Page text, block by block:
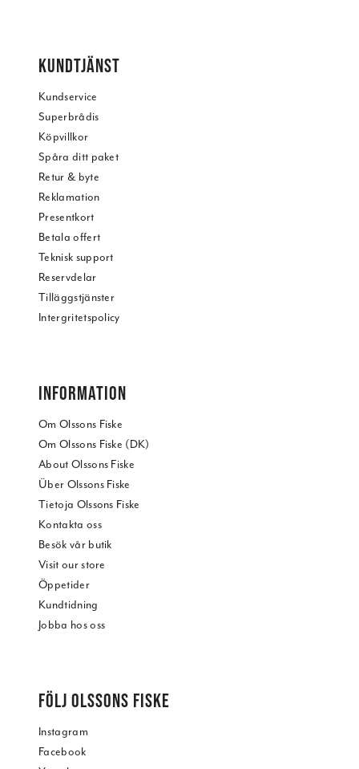
KUNDTJÄNST
Kundservice
Superbrådis
Köpvillkor
Spåra ditt paket
Retur & byte
Reklamation
Presentkort
Betala offert
Teknisk support
Reservdelar
Tilläggstjänster
Intergritetspolicy
INFORMATION
Om Olssons Fiske
Om Olssons Fiske (DK)
About Olssons Fiske
Über Olssons Fiske
Tietoja Olssons Fiske
Kontakta oss
Besök vår butik
Visit our store
Öppetider
Kundtidning
Jobba hos oss
FÖLJ OLSSONS FISKE
Instagram
Facebook